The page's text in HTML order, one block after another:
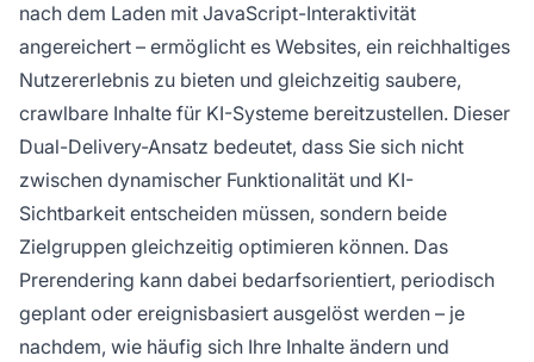
nach dem Laden mit JavaScript-Interaktivität
angereichert – ermöglicht es Websites, ein reichhaltiges
Nutzererlebnis zu bieten und gleichzeitig saubere,
crawlbare Inhalte für KI-Systeme bereitzustellen. Dieser
Dual-Delivery-Ansatz bedeutet, dass Sie sich nicht
zwischen dynamischer Funktionalität und KI-
Sichtbarkeit entscheiden müssen, sondern beide
Zielgruppen gleichzeitig optimieren können. Das
Prerendering kann dabei bedarfsorientiert, periodisch
geplant oder ereignisbasiert ausgelöst werden – je
nachdem, wie häufig sich Ihre Inhalte ändern und